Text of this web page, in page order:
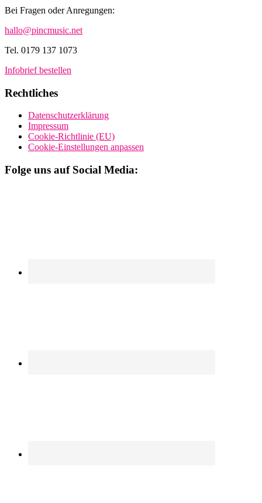
Bei Fragen oder Anregungen:
hallo@pincmusic.net
Tel. 0179 137 1073
Infobrief bestellen
Rechtliches
Datenschutzerklärung
Impressum
Cookie-Richtlinie (EU)
Cookie-Einstellungen anpassen
Folge uns auf Social Media: